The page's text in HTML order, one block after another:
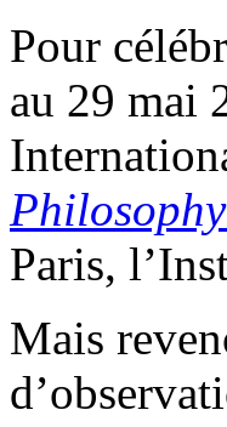
Pour
au 29 mai
Paris,
Mais